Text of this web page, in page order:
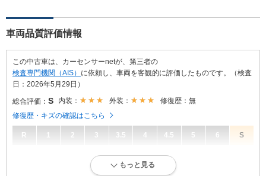
車両品質評価情報
この中古車は、カーセンサーnetが、第三者の
検査専門機関（AIS） に依頼し、車両を客観的に評価したものです。（検査
日：2026年5月29日）
総合評価： S 内装： 外装：
修復歴：無
修復歴・キズの確認はこちら
R 1 2 3 3.5 4 4.5 5 6 S
新車登録後12ヶ月未満、走行距離1万km以下で、内外装にダメージがな
もっと見る